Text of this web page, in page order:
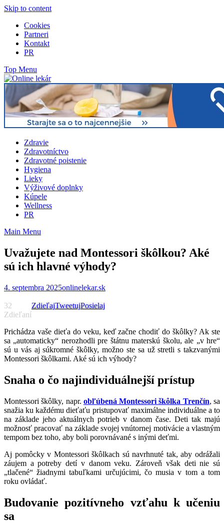
Skip to content
Cookies
Partneri
Kontakt
PR
Top Menu
Zdravie
Zdravotníctvo
Zdravotné poistenie
Hygiena
Lieky
Výživové doplnky
Kúpele
Wellness
PR
Main Menu
Uvažujete nad Montessori škôlkou? Aké
sú ich hlavné výhody?
4. septembra 2025onlinelekar.sk
32
Zdieľaní
ZdieľajTweetujPosielaj
Prichádza vaše dieťa do veku, keď začne chodiť do škôlky? Ak ste
sa „automaticky“ nerozhodli pre štátnu materskú školu, ale „v hre“
sú u vás aj súkromné škôlky, možno ste sa už stretli s takzvanými
Montessori škôlkami. Aké sú ich výhody?
Snaha o čo najindividuálnejší prístup
Montessori škôlky, napr. obľúbená Montessori škôlka Trenčín, sa
snažia ku každému dieťaťu pristupovať maximálne individuálne a to
na základe jeho aktuálnych potrieb v danom čase. Deti tak majú
možnosť pracovať na základe svojej vnútornej motivácie a vlastným
tempom bez toho, aby boli porovnávané s inými deťmi.
Aj pomôcky v Montessori škôlkach sú navrhnuté tak, aby odrážali
záujem a potreby detí v danom veku. Zároveň však deti nie sú
„tlačené“ žiadnymi tabuľkami určujúcimi, čo musia v tom a tom
roku ovládať.
Budovanie pozitívneho vzťahu k učeniu
sa